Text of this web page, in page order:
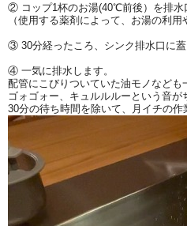
② コップ1杯のお湯(40℃前後）を排水
（使用する薬剤によって、お湯の利用
③ 30分経ったころ、シンク排水口に
④ 一気に排水します。
配管にこびりついていた油モノなども
ゴォゴォー、キュルルルーという音が
30分の待ち時間を除いて、月イチの作